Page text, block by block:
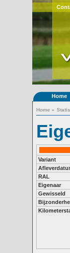
Home
Home »
Variant
RAL
Eigenaar
Gewisseld